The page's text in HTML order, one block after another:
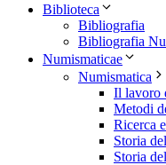
Biblioteca
Bibliografia
Bibliografia
Numismaticae
Numismatica
Il lavoro
Metodi
Ricerca
Storia
Storia